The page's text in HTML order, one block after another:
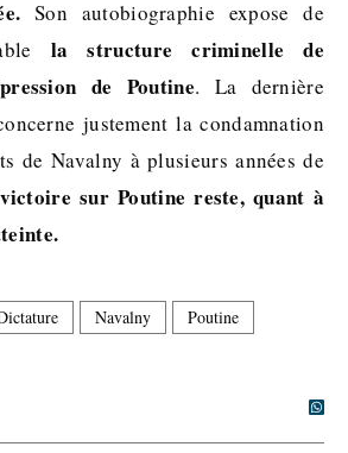
Son autobiographie expose de
la structure criminelle de
de Poutine. La dernière
justement la condamnation
de Navalny à plusieurs années de
sur Poutine reste, quant à
Navalny
Poutine